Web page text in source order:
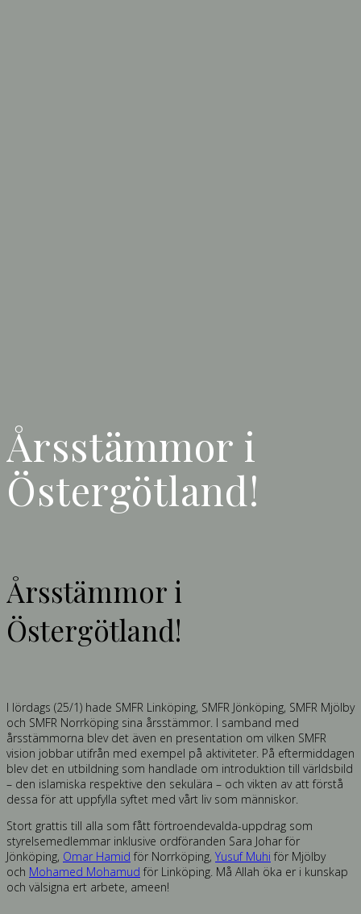
Årsstämmor i
Östergötland!
Årsstämmor i
Östergötland!
I lördags (25/1) hade SMFR Linköping, SMFR Jönköping, SMFR Mjölby
och SMFR Norrköping sina årsstämmor. I samband med
årsstämmorna blev det även en presentation om vilken SMFR
vision jobbar utifrån med exempel på aktiviteter. På eftermiddagen
blev det en utbildning som handlade om introduktion till världsbild
– den islamiska respektive den sekulära – och vikten av att förstå
dessa för att uppfylla syftet med vårt liv som människor.
Stort grattis till alla som fått förtroendevalda-uppdrag som
styrelsemedlemmar inklusive ordföranden Sara Johar för
Jönköping, Omar Hamid för Norrköping, Yusuf Muhi för Mjölby
och Mohamed Mohamud för Linköping. Må Allah öka er i kunskap
och välsigna ert arbete, ameen!